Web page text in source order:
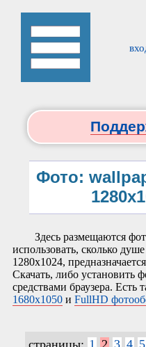
Фото:
Здесь размещаются
использовать, сколько
1280х1024,
Скачать, либо установить
средствами браузера. Есть
1680x1050 и FullHD